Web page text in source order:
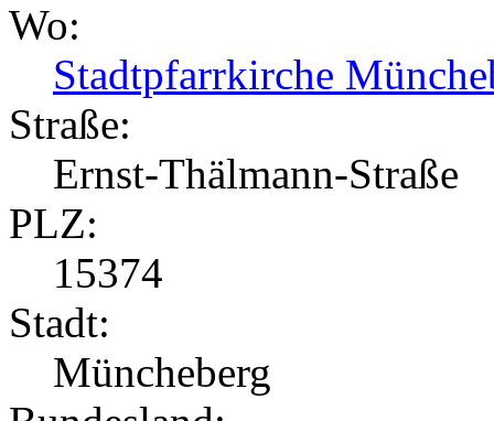
Wo:
Stadtpfarrkirche
Straße:
Ernst-Thälmann-Straße
PLZ:
15374
Stadt:
Müncheberg